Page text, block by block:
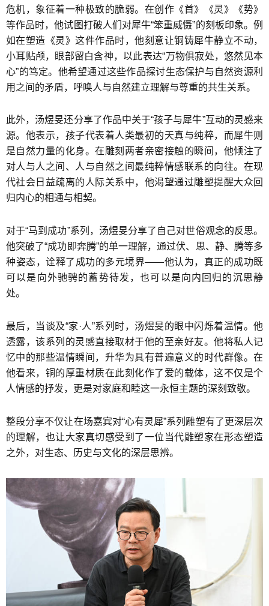
危机，象征着一种极致的脆弱。在创作《首》《灵》《势》
等作品时，他试图打破人们对犀牛“笨重威慑”的刻板印象。例
如在塑造《灵》这件作品时，他刻意让铜铸犀牛静立不动，
小耳贴颅，眼部留白含神，以此表达“万物俱寂处，悠然见本
心”的笃定。他希望通过这些作品探讨生态保护与自然资源利
用之间的矛盾，呼唤人与自然建立理解与尊重的共生关系。
此外，汤煜旻还分享了作品中关于“孩子与犀牛”互动的灵感来
源。他表示，孩子代表着人类最初的天真与纯粹，而犀牛则
是自然力量的化身。在雕刻两者亲密接触的瞬间，他倾注了
对人与人之间、人与自然之间最纯粹情感联系的向往。在现
代社会日益疏离的人际关系中，他渴望通过雕塑提醒大众回
归内心的相通与相契。
对于“马到成功”系列，汤煜旻分享了自己对世俗观念的反思。
他突破了“成功即奔腾”的单一理解，通过伏、思、静、腾等多
种姿态，诠释了成功的多元境界——他认为，真正的成功既
可以是向外驰骋的蓄势待发，也可以是向内回归的沉思静
处。
最后，当谈及“家·人”系列时，汤煜旻的眼中闪烁着温情。他
透露，该系列的灵感直接取材于他的至亲好友。他将私人记
忆中的那些温情瞬间，升华为具有普遍意义的时代群像。在
他看来，铜的厚重材质在此刻化作了爱的载体，这不仅是个
人情感的抒发，更是对家庭和睦这一永恒主题的深刻致敬。
整段分享不仅让在场嘉宾对“心有灵犀”系列雕塑有了更深层次
的理解，也让大家真切感受到了一位当代雕塑家在形态塑造
之外，对生态、历史与文化的深层思辨。